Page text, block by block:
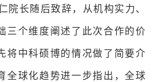
院长随后致辞，从机构实力、
三个维度阐述了此次合作的价
将中科硕博的情况做了简要介
全球化趋势进一步指出，全球